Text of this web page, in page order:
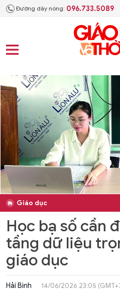
Đường dây nóng: 096.733.5089
Giáo dục
Học bạ số cần
tầng dữ liệu
giáo dục
Hải Bình 14/06/2026 23:05